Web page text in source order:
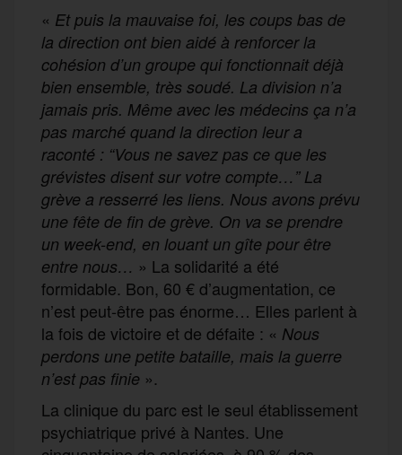
« Et puis la mauvaise foi, les coups bas de
la direction ont bien aidé à renforcer la
cohésion d’un groupe qui fonctionnait déjà
bien ensemble, très soudé. La division n’a
jamais pris. Même avec les médecins ça n’a
pas marché quand la direction leur a
raconté : “Vous ne savez pas ce que les
grévistes disent sur votre compte…” La
grève a resserré les liens. Nous avons prévu
une fête de fin de grève. On va se prendre
un week-end, en louant un gîte pour être
entre nous… » La solidarité a été
formidable. Bon, 60 € d’augmentation, ce
n’est peut-être pas énorme… Elles parlent à
la fois de victoire et de défaite : « Nous
perdons une petite bataille, mais la guerre
n’est pas finie ».
La clinique du parc est le seul établissement
psychiatrique privé à Nantes. Une